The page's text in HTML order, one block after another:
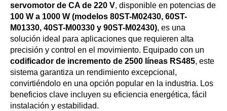
servomotor de CA de 220 V, disponible en potencias de
100 W a 1000 W (modelos 80ST-M02430, 60ST-
M01330, 40ST-M00330 y 90ST-M02430), es una
solución ideal para aplicaciones que requieren alta
precisión y control en el movimiento. Equipado con un
codificador de incremento de 2500 líneas RS485, este
sistema garantiza un rendimiento excepcional,
convirtiéndolo en una opción popular en la industria. Los
beneficios clave incluyen su eficiencia energética, fácil
instalación y estabilidad.